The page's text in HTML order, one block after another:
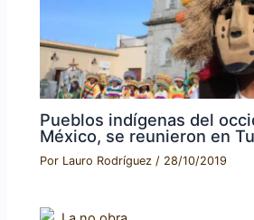
Pueblos indígenas del
México, se reunieron en
Por Lauro Rodríguez/ 28/10/2019